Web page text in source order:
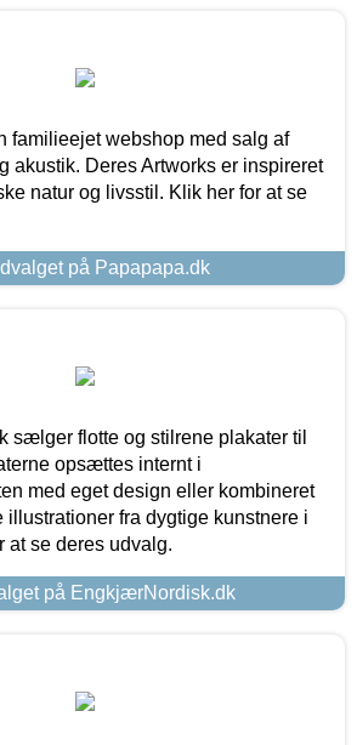
familieejet webshop med salg af
akustik. Deres Artworks er inspireret
natur og livsstil. Klik her for at se
på Papapapa.dk
sælger flotte og stilrene plakater til
opsættes internt i
med eget design eller kombineret
illustrationer fra dygtige kunstnere i
at se deres udvalg.
på EngkjærNordisk.dk